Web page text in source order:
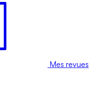
Mes revues